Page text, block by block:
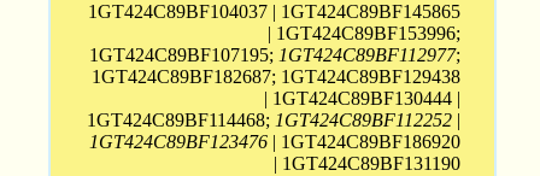
1GT424C89BF104037 | 1GT424C89BF145865
| 1GT424C89BF153996;
1GT424C89BF107195; 1GT424C89BF112977;
1GT424C89BF182687; 1GT424C89BF129438
| 1GT424C89BF130444 |
1GT424C89BF114468; 1GT424C89BF112252 |
1GT424C89BF123476 | 1GT424C89BF186920
| 1GT424C89BF131190